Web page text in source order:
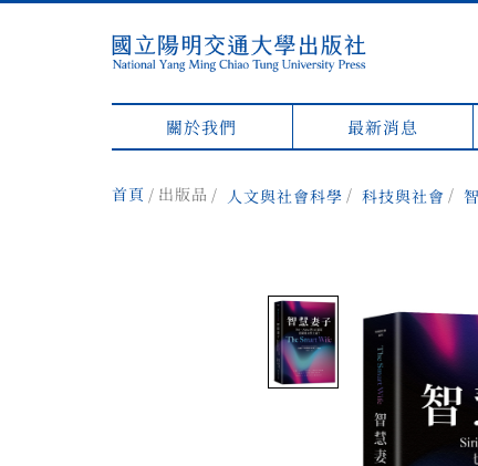
關於我們 最新消息
首頁 出版品 人文與社會科學 科技與社會